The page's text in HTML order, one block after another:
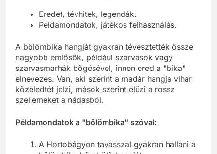
Eredet, tévhitek, legendák.
Példamondatok, játékos felhasználás.
A bölömbika hangját gyakran tévesztették össze
nagyobb emlősök, például szarvasok vagy
szarvasmarhák bőgésével, innen ered a "bika"
elnevezés. Van, aki szerint a madár hangja vihar
közeledtét jelzi, mások szerint elűzi a rossz
szellemeket a nádasból.
Példamondatok a "bölömbika" szóval:
A Hortobágyon tavasszal gyakran hallani a